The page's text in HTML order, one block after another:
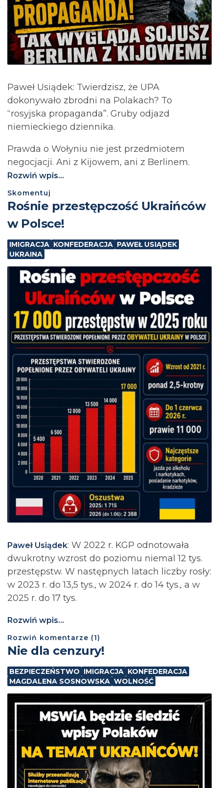
Paweł Usiądek: Twierdzisz, że UPA
dokonywało zbrodni na Polakach? To
“rosyjska propaganda”. Gruby odjazd
niemieckiego dziennika.
Prawda o Wołyniu nie jest przedmiotem
negocjacji. Ani z Kijowem, ani z Berlinem.⁩
Rozwiń wpis...
Skomentuj
Rośnie przestępczość Ukraińców
w Polsce!
IMIGRACJA KONFEDERACJA PAWEŁ USIĄDEK
UKRAINA
Paweł Usiądek: ⁨W 2022 r. KGP odnotowała
dwukrotny wzrost do poziomu niemal 12 tys.
przestępstw. W następnych latach liczby rosły:
w 2023 r. do 13,5 tys., w 2024 r. do 14 tys., a w
2025 r. do 17 tys.
Rozwiń wpis...
Rozwiń komentarze (1)
Nie dla cenzury!
BEZPIECZEŃSTWO IMIGRACJA KONFEDERACJA
MAGDALENA SOSNOWSKA WOLNOŚĆ